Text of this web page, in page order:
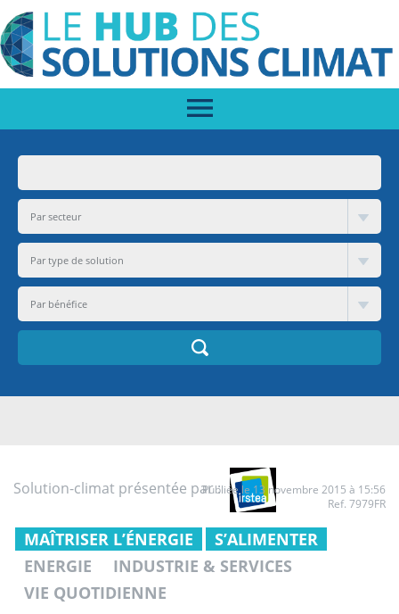
Solution-climat présentée par :Publiée le 13 novembre 2015 à 15:56
Ref. 7979FR
MAÎTRISER L’ÉNERGIE
S’ALIMENTER
ENERGIE
INDUSTRIE & SERVICES
VIE QUOTIDIENNE